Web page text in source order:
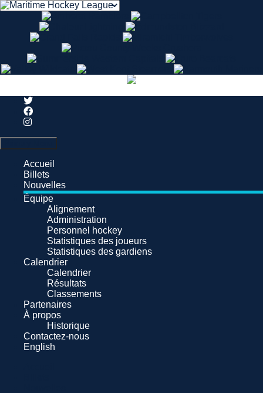
Search
Accueil
Billets
Nouvelles
Équipe
Alignement
Administration
Personnel hockey
Statistiques des joueurs
Statistiques des gardiens
Calendrier
Calendrier
Résultats
Classements
Partenaires
À propos
Historique
Contactez-nous
English